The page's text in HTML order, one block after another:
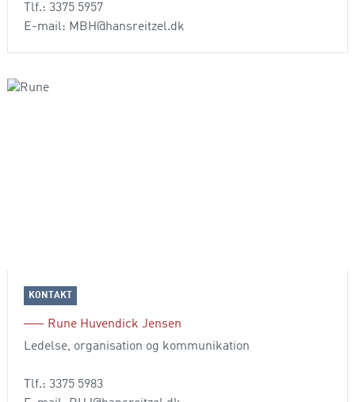
Tlf.: 3375 5957
E-mail: MBH@hansreitzel.dk
KONTAKT
Rune Huvendick Jensen
Ledelse, organisation og kommunikation
Tlf.: 3375 5983